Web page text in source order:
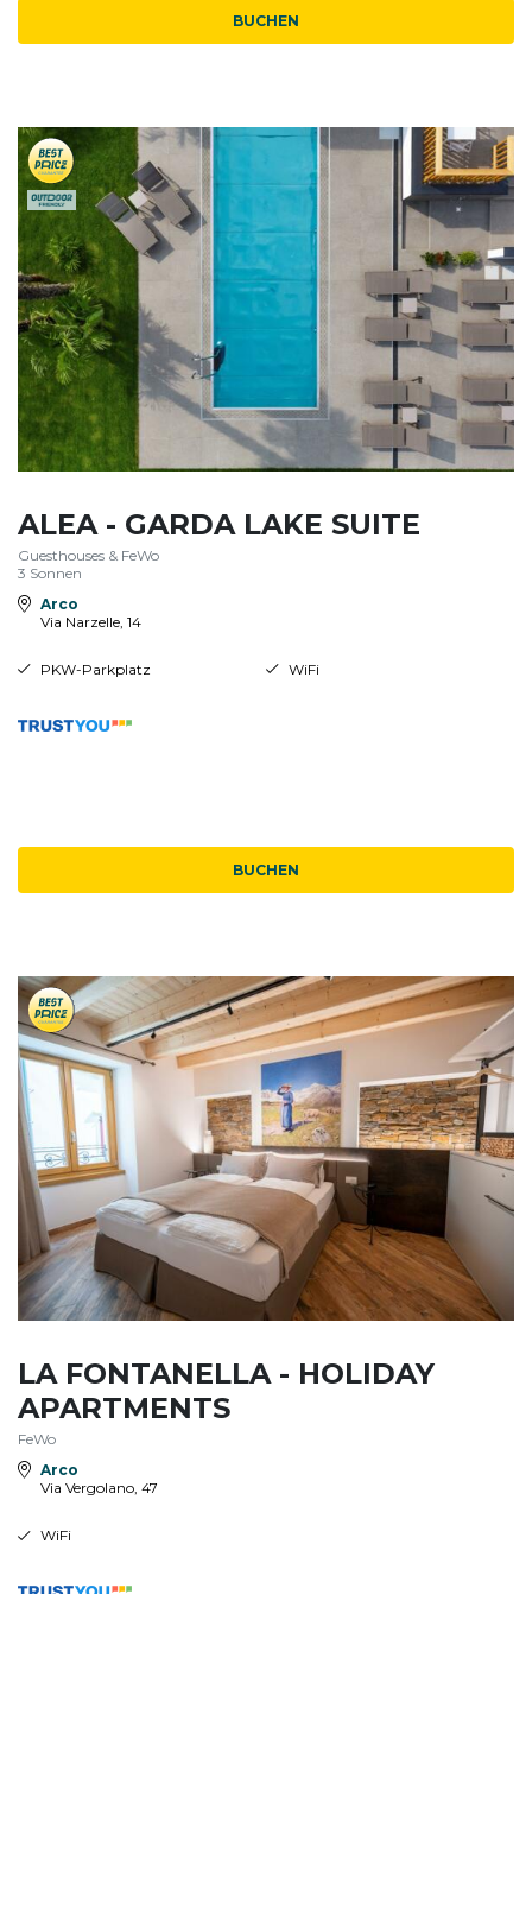
BUCHEN
ALEA - GARDA LAKE SUITE
Guesthouses & FeWo
3 Sonnen
Arco
Via Narzelle, 14
PKW-Parkplatz WiFi
BUCHEN
LA FONTANELLA - HOLIDAY
APARTMENTS
FeWo
Arco
Via Vergolano, 47
WiFi